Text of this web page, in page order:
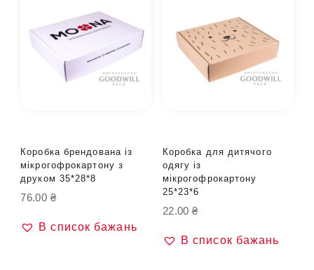
Коробка брендована із
мікрогофрокартону з
друком 35*28*8
76.00 ₴
В список бажань
Коробка для дитячого
одягу із
мікрогофрокартону
25*23*6
22.00₴
В список бажань